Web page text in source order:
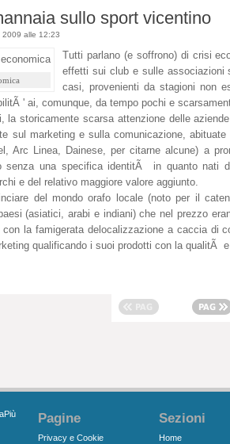
sullo sport vicentino
2009 alle 12:23
Tutti parlano (e soffrono) di crisi
effetti sui club e sulle associazioni
casi, provenienti da stagioni non
' ai, comunque, da tempo pochi e
la storicamente scarsa attenzione delle
sul marketing e sulla comunicazione,
Arc Linea, Dainese, per citarne alcune) a
senza una specifica identitÃ in quanto nati
e del relativo maggiore valore aggiunto.
del mondo orafo locale (noto per il
(asiatici, arabi e indiani) che nel prezzo
la famigerata delocalizzazione a caccia di
qualificando i suoi prodotti con la qualitÃ
Pagine
Privacy e Cookie
Sezioni
Home